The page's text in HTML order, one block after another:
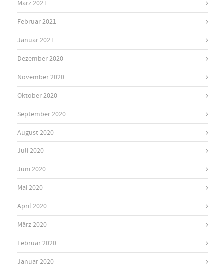
März 2021
Februar 2021
Januar 2021
Dezember 2020
November 2020
Oktober 2020
September 2020
August 2020
Juli 2020
Juni 2020
Mai 2020
April 2020
März 2020
Februar 2020
Januar 2020